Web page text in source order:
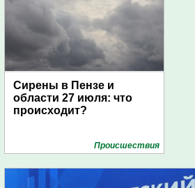
Сирены в Пензе и
области 27 июля: что
происходит?
Проиcшествия